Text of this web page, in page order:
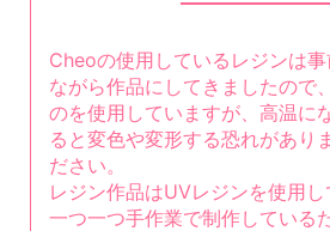
Cheoの使用しているレジンは
ながら作品にしてきましたので
のを使用していますが、高温に
ると変色や変形する恐れがあり
ださい。
レジン作品はUVレジンを使用し
一つ一つ手作業で制作している